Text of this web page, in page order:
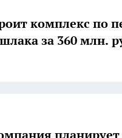
комплекс по
за 360 млн.